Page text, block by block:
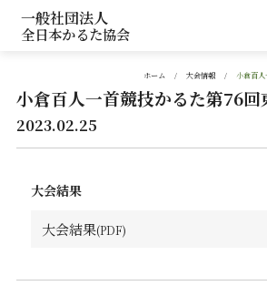
一般社団法人
全日本かるた協会
ホーム 大会情報 小倉百人
小倉百人一首競技かるた第76回
2023.02.25
大会結果
大会結果